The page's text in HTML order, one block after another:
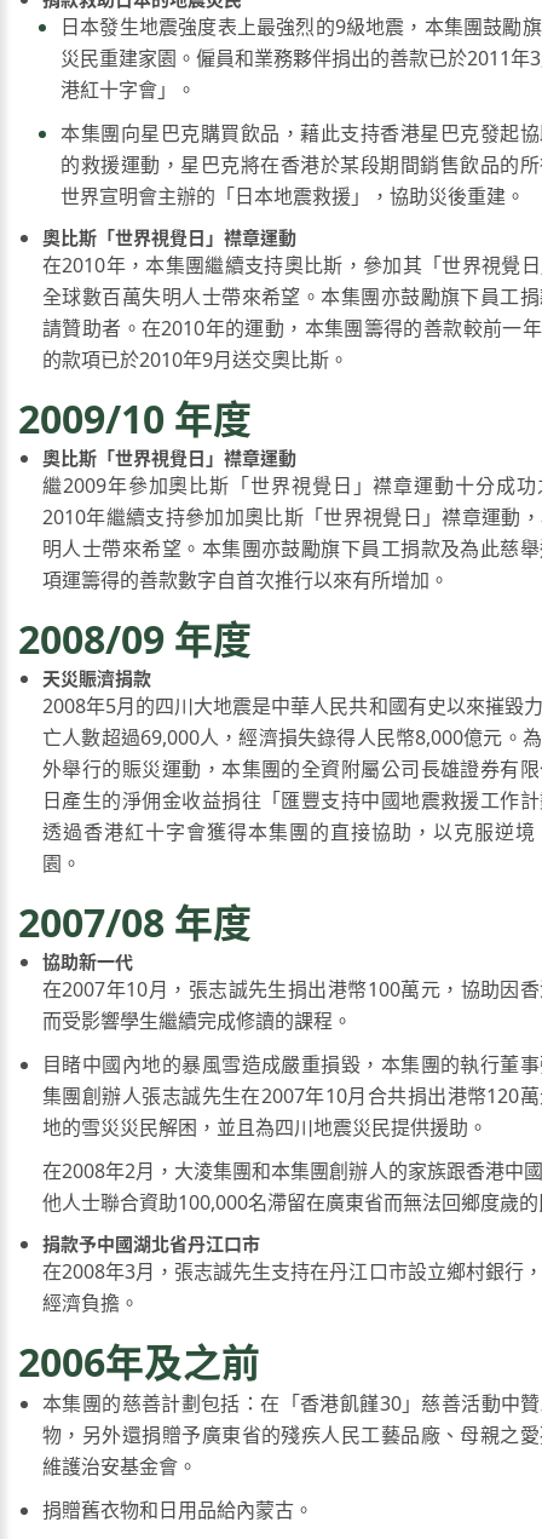
日本發生地震強度表上最強烈的9級地震，本集團鼓勵
災民重建家園。僱員和業務夥伴捐出的善款已於2011年
港紅十字會」。
本集團向星巴克購買飲品，藉此支持香港星巴克發起
的救援運動，星巴克將在香港於某段期間銷售飲品的
世界宣明會主辦的「日本地震救援」，協助災後重建。
奧比斯「世界視覺日」襟章運動
在2010年，本集團繼續支持奧比斯，參加其「世界視覺
全球數百萬失明人士帶來希望。本集團亦鼓勵旗下員工
請贊助者。在2010年的運動，本集團籌得的善款較前一
的款項已於2010年9月送交奧比斯。
2009/10 年度
奧比斯「世界視覺日」襟章運動
繼2009年參加奧比斯「世界視覺日」襟章運動十分成
2010年繼續支持參加加奧比斯「世界視覺日」襟章運動
明人士帶來希望。本集團亦鼓勵旗下員工捐款及為此慈
項運籌得的善款數字自首次推行以來有所增加。
2008/09 年度
天災賑濟捐款
2008年5月的四川大地震是中華人民共和國有史以來摧毀
亡人數超過69,000人，經濟損失錄得人民幣8,000億元。
外舉行的賑災運動，本集團的全資附屬公司長雄證券有
日產生的淨佣金收益捐往「匯豐支持中國地震救援工作
透過香港紅十字會獲得本集團的直接協助，以克服逆
園。
2007/08 年度
協助新一代
在2007年10月，張志誠先生捐出港幣100萬元，協助因
而受影響學生繼續完成修讀的課程。
目睹中國內地的暴風雪造成嚴重損毀，本集團的執行董
集團創辦人張志誠先生在2007年10月合共捐出港幣120
地的雪災災民解困，並且為四川地震災民提供援助。
在2008年2月，大淩集團和本集團創辦人的家族跟香港中
他人士聯合資助100,000名滯留在廣東省而無法回鄉度歲
捐款予中國湖北省丹江口市
在2008年3月，張志誠先生支持在丹江口市設立鄉村銀行
經濟負擔。
2006年及之前
本集團的慈善計劃包括：在「香港飢饉30」慈善活動中
物，另外還捐贈予廣東省的殘疾人民工藝品廠、母親之
維護治安基金會。
捐贈舊衣物和日用品給內蒙古。